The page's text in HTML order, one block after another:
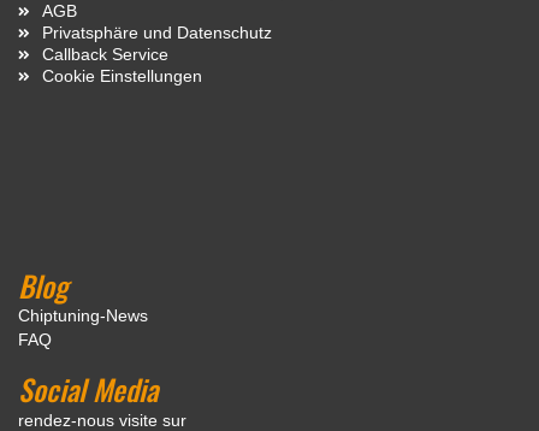
AGB
Privatsphäre und Datenschutz
Callback Service
Cookie Einstellungen
Blog
Chiptuning-News
FAQ
Social Media
rendez-nous visite sur